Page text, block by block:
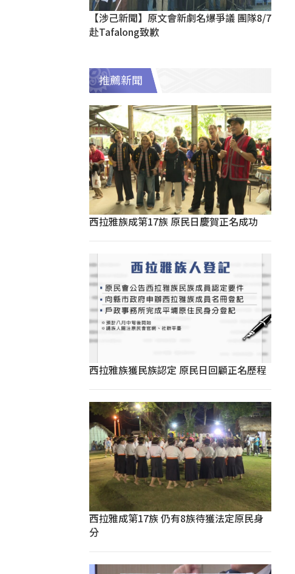
【涉己新聞】原文會新劇名爆爭議 團隊8/7
赴Tafalong致歉
推薦新聞
西拉雅族成第17族 原民日慶賀正名成功
西拉雅族獲民族認定 原民日回顧正名歷程
西拉雅成第17族 仍有8族待獲法定原民身
分